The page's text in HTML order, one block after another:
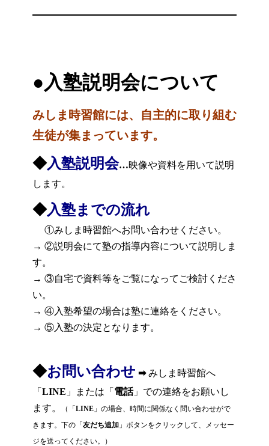
●入塾説明会について
みしま時習館には、自主的に取り組む
生徒が集まっています。
◆入塾説明会…映像や資料を用いて説明
します。
◆入塾までの流れ
①みしま時習館へお問い合わせください。
→ ②説明会にて塾の指導内容について説明しま
す。
→ ③自宅で資料等をご覧になってご検討くださ
い。
→ ④入塾希望の場合は塾に連絡をください。
→ ⑤入塾の決定となります。
◆お問い合わせ ➡みしま時習館へ
「 LINE 」または「 電話」での連絡をお願いし
ます。
（「LINE 」の場合、時間に関係なく問い合わせがで
きます。下の「友だち追加 」ボタンをクリックして、メッセー
ジを送ってください。）